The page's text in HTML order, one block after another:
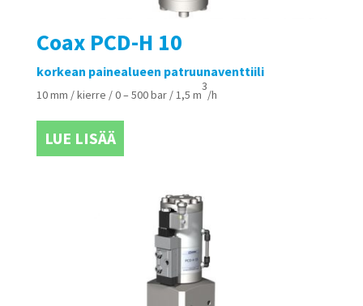
Coax PCD-H 10
korkean painealueen patruunaventtiili
10 mm / kierre / 0 – 500 bar / 1,5 m
3
/h
LUE LISÄÄ